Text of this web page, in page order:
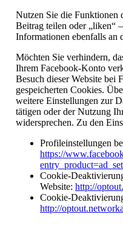
Nutzen Sie die Funktionen
Beitrag teilen oder „liken“
Informationen ebenfalls an
Möchten Sie verhindern,
Ihrem Facebook-Konto
Besuch dieser Website bei
gespeicherten Cookies.
weitere Einstellungen zur
tätigen oder der Nutzung
widersprechen. Zu den
Profileinstellungen
https://
Cookie-
Website: http://
Cookie-
http://